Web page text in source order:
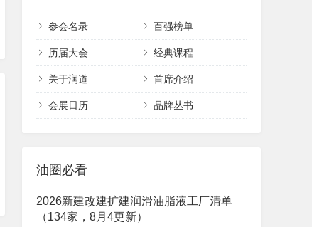
参会名录 百强榜单
历届大会 经典课程
关于润道 首席介绍
会展日历 品牌丛书
油圈必看
2026新建改建扩建润滑油脂液工厂清单
（134家，8月4更新）